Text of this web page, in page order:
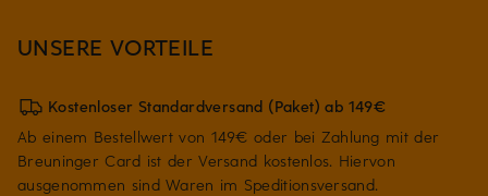
UNSERE VORTEILE
Kostenloser Standardversand (Paket) ab 149€
Ab einem Bestellwert von 149€ oder bei Zahlung mit der
Breuninger Card ist der Versand kostenlos. Hiervon
ausgenommen sind Waren im Speditionsversand.